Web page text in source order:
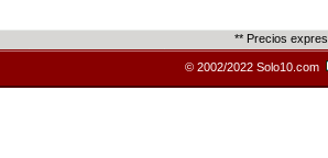
** Precios
© 2002/2022 Solo10.com